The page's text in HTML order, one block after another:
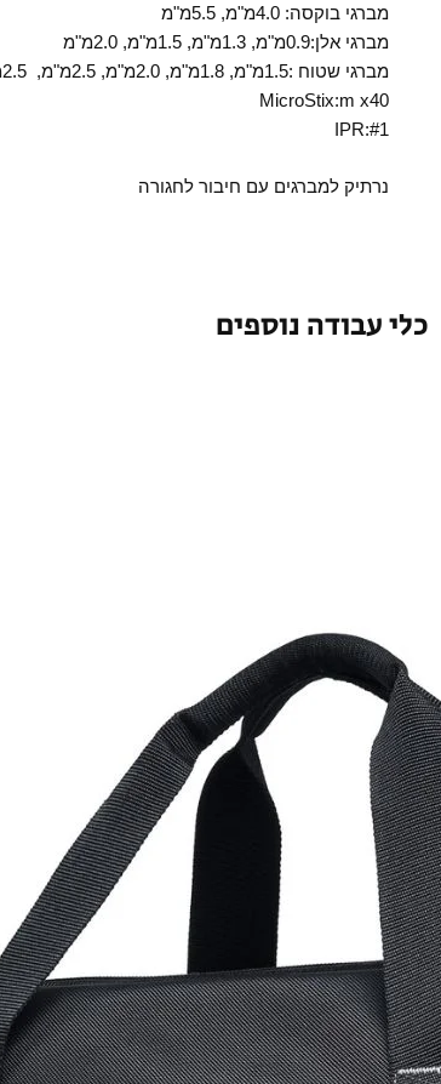
מברגי בוקסה: 4.0מ"מ, 5.5מ"מ
מברגי אלן:0.9מ"מ, 1.3מ"מ, 1.5מ"מ, 2.0מ"מ
מברגי שטוח :1.5מ"מ, 1.8מ"מ, 2.0מ"מ, 2.5מ"מ, 2.5מ"מ, 3.0מ"מ,
MicroStix:m x40
IPR:#1
נרתיק למברגים עם חיבור לחגורה
כלי עבודה נוספים